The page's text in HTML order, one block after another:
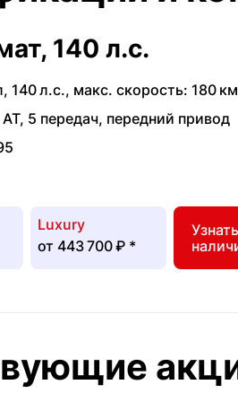
140 л.с.
, 140 л.с., макс. скорость: 180
AT, 5 передач, передний привод
Luxury
от 443 700 ₽ *
Узнать